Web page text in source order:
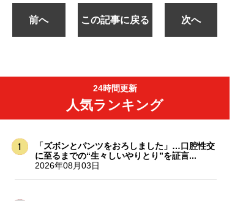
前へ この記事に戻る 次へ
24時間更新
人気ランキング
「ズボンとパンツをおろしました」…口腔性交
に至るまでの“生々しいやりとり”を証言...
2026年08月03日